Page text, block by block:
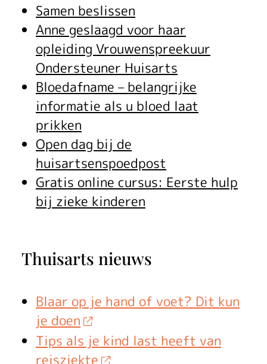
Samen beslissen
Anne geslaagd voor haar
opleiding Vrouwenspreekuur
Ondersteuner Huisarts
Bloedafname – belangrijke
informatie als u bloed laat
prikken
Open dag bij de
huisartsenspoedpost
Gratis online cursus: Eerste hulp
bij zieke kinderen
Thuisarts nieuws
Blaar op je hand of voet? Dit kun
je doen
Tips als je kind last heeft van
reisziekte